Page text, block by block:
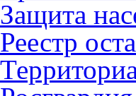
Защита
Реестр